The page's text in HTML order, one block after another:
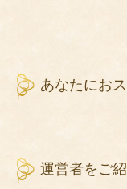
あなたにお
運営者をご